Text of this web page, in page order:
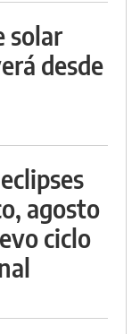
solar
desde
agosto
ciclo